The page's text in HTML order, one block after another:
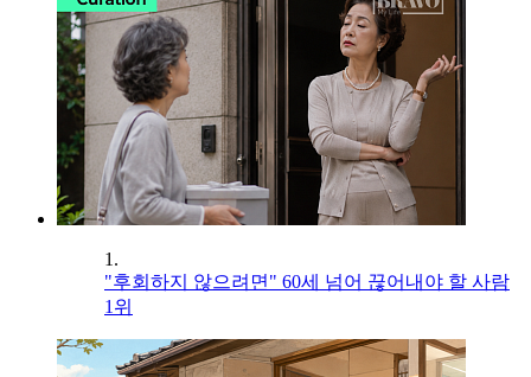
1.
"후회하지 않으려면" 60세 넘어 끊어내야 할 사람
1위